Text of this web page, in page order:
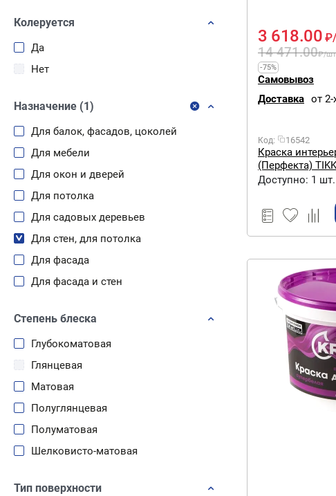
Колеруется
Да
Нет
Назначение (1)
Для балок, фасадов, цоколей
Для мебели
Для окон и дверей
Для потолка
Для садовых деревьев
Для стен, для потолка
Для фасада
Для фасада и стен
Степень блеска
Глубокоматовая
Глянцевая
Матовая
Полуглянцевая
Полуматовая
Шелковисто-матовая
Тип поверхности
14 471.00₽/
3 618.00 ₽
-75%
Самовывоз
Доставка от
Код: 16542
Краска
(Перфекта)
бесцветная 9 л
Доступно: 1 шт.